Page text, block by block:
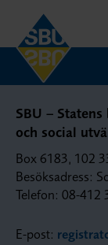
SBU –
och social
Box 6183, 102
Besöksadress:
Telefon: 08-412
E-post: